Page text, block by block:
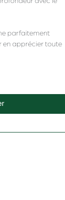
parfaitement
en apprécier toute